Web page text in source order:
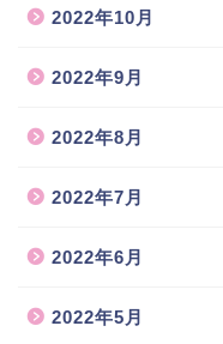
2022年10月
2022年9月
2022年8月
2022年7月
2022年6月
2022年5月